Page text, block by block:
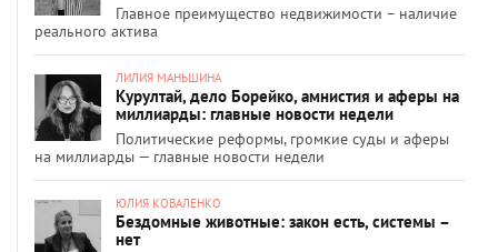
Главное преимущество недвижимости – наличие
реального актива
ЛИЛИЯ МАНЬШИНА
Курултай, дело Борейко, амнистия и аферы на
миллиарды: главные новости недели
Политические реформы, громкие суды и аферы
на миллиарды — главные новости недели
ЮЛИЯ КОВАЛЕНКО
Бездомные животные: закон есть, системы –
нет